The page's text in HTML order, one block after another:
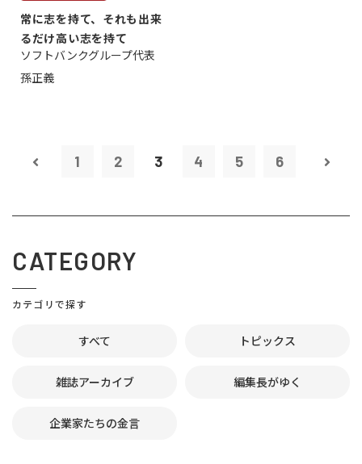
常に志を持て、それも出来
るだけ高い志を持て
ソフトバンクグループ代表
孫正義
1 2 3 4 5 6
CATEGORY
カテゴリで探す
すべて トピックス
雑誌アーカイブ 編集長がゆく
企業家たちの金言